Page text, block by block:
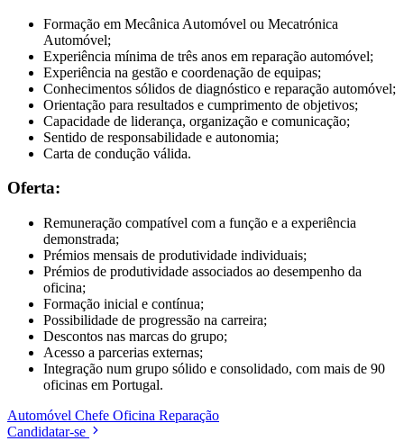
Formação em Mecânica Automóvel ou Mecatrónica
Automóvel;
Experiência mínima de três anos em reparação automóvel;
Experiência na gestão e coordenação de equipas;
Conhecimentos sólidos de diagnóstico e reparação automóvel;
Orientação para resultados e cumprimento de objetivos;
Capacidade de liderança, organização e comunicação;
Sentido de responsabilidade e autonomia;
Carta de condução válida.
Oferta:
Remuneração compatível com a função e a experiência
demonstrada;
Prémios mensais de produtividade individuais;
Prémios de produtividade associados ao desempenho da
oficina;
Formação inicial e contínua;
Possibilidade de progressão na carreira;
Descontos nas marcas do grupo;
Acesso a parcerias externas;
Integração num grupo sólido e consolidado, com mais de 90
oficinas em Portugal.
Automóvel Chefe Oficina Reparação
Candidatar-se